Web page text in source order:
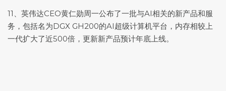
11、英伟达CEO黄仁勋周一公布了一批与AI相关的新产品和服
务，包括名为DGX GH200的AI超级计算机平台，内存相较上
一代扩大了近500倍，更新新产品预计年底上线。